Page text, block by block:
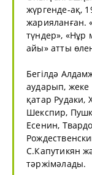
жүргенде-ақ,
жарияланған.
түндер», «Нұр
айы» атты
Бегілдә
аударып,
қатар Рудаки,
Шекспир,
Есенин,
С.Капутикян
тәржімәлады.